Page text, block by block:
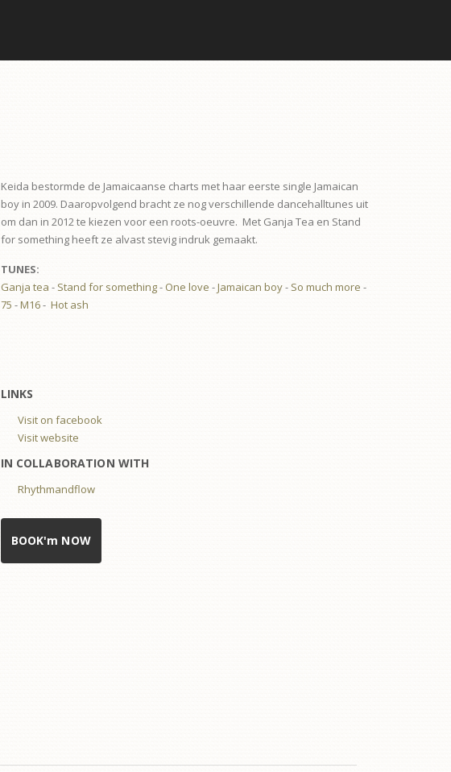
Keida bestormde de Jamaicaanse charts met haar eerste single Jamaican
boy in 2009. Daaropvolgend bracht ze nog verschillende dancehalltunes uit
om dan in 2012 te kiezen voor een roots-oeuvre. Met Ganja Tea en Stand
for something heeft ze alvast stevig indruk gemaakt.
TUNES:
Ganja tea - Stand for something- One love -Jamaican boy- So much more -
75 -M16- Hot ash
LINKS
Visit on facebook
Visit website
IN COLLABORATION WITH
Rhythmandflow
BOOK'm NOW